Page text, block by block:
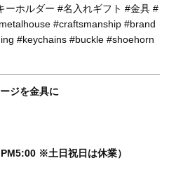
ーホルダー #名入れギフト #金具 #
#craftsmanship #brand
#keychains #buckle #shoehorn
ジを金具に
※土日祝日は休業）